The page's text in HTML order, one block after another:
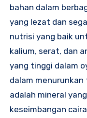
bahan dalam
yang lezat dan
nutrisi yang baik
kalium, serat, dan
yang tinggi dalam
dalam
adalah mineral
keseimbangan